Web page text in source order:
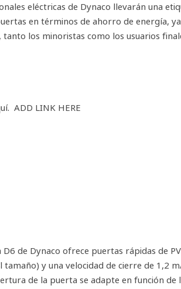
eléctricas de Dynaco llevarán una
en términos de ahorro de energía,
los minoristas como los usuarios
ADD LINK HERE
de Dynaco ofrece puertas rápidas de
y una velocidad de cierre de 1,2
de la puerta se adapte en función